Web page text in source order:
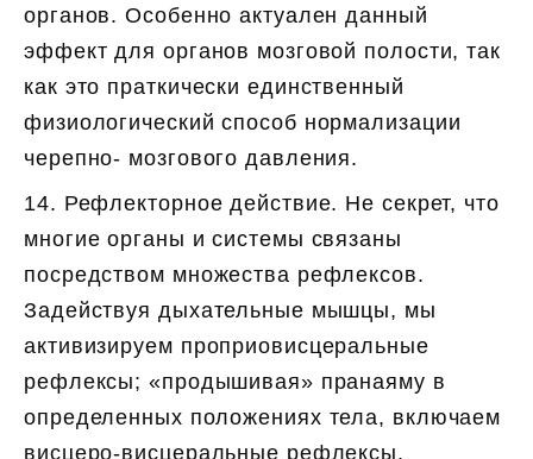
органов. Особенно актуален данный
эффект для органов мозговой полости, так
как это праткически единственный
физиологический способ нормализации
черепно- мозгового давления.
14. Рефлекторное действие. Не секрет, что
многие органы и системы связаны
посредством множества рефлексов.
Задействуя дыхательные мышцы, мы
активизируем проприовисцеральные
рефлексы; «продышивая» пранаяму в
определенных положениях тела, включаем
висцеро-висцеральные рефлексы.